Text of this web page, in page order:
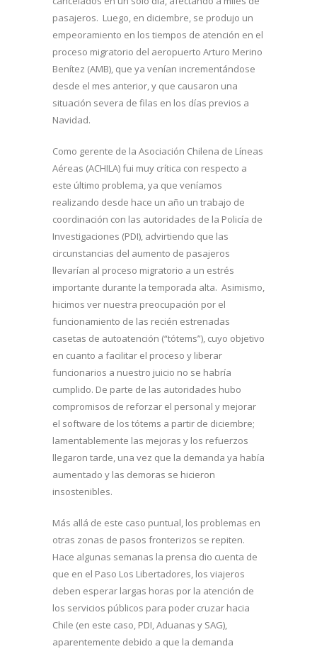
pasajeros. Luego, en diciembre, se produjo un
empeoramiento en los tiempos de atención en el
proceso migratorio del aeropuerto Arturo Merino
Benítez (AMB), que ya venían incrementándose
desde el mes anterior, y que causaron una
situación severa de filas en los días previos a
Navidad.
Como gerente de la Asociación Chilena de Líneas
Aéreas (ACHILA) fui muy crítica con respecto a
este último problema, ya que veníamos
realizando desde hace un año un trabajo de
coordinación con las autoridades de la Policía de
Investigaciones (PDI), advirtiendo que las
circunstancias del aumento de pasajeros
llevarían al proceso migratorio a un estrés
importante durante la temporada alta. Asimismo,
hicimos ver nuestra preocupación por el
funcionamiento de las recién estrenadas
casetas de autoatención (“tótems”), cuyo objetivo
en cuanto a facilitar el proceso y liberar
funcionarios a nuestro juicio no se habría
cumplido. De parte de las autoridades hubo
compromisos de reforzar el personal y mejorar
el software de los tótems a partir de diciembre;
lamentablemente las mejoras y los refuerzos
llegaron tarde, una vez que la demanda ya había
aumentado y las demoras se hicieron
insostenibles.
Más allá de este caso puntual, los problemas en
otras zonas de pasos fronterizos se repiten.
Hace algunas semanas la prensa dio cuenta de
que en el Paso Los Libertadores, los viajeros
deben esperar largas horas por la atención de
los servicios públicos para poder cruzar hacia
Chile (en este caso, PDI, Aduanas y SAG),
aparentemente debido a que la demanda